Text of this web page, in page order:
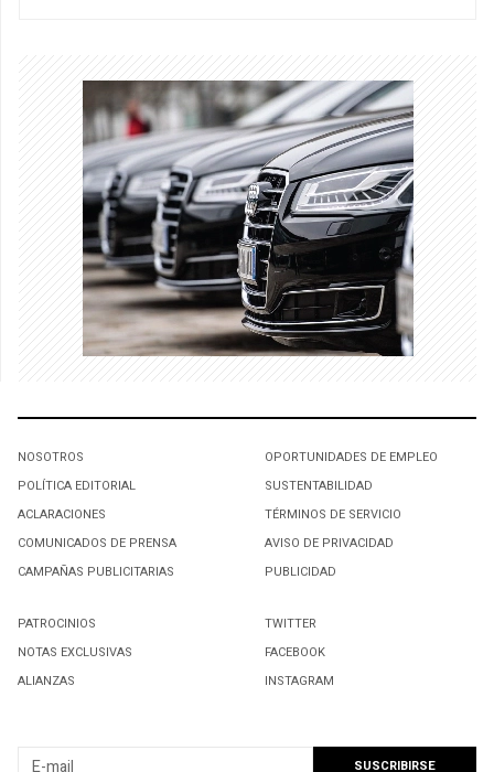
NOSOTROS
POLÍTICA EDITORIAL
ACLARACIONES
COMUNICADOS DE PRENSA
CAMPAÑAS PUBLICITARIAS
OPORTUNIDADES DE EMPLEO
SUSTENTABILIDAD
TÉRMINOS DE SERVICIO
AVISO DE PRIVACIDAD
PUBLICIDAD
PATROCINIOS
NOTAS EXCLUSIVAS
ALIANZAS
TWITTER
FACEBOOK
INSTAGRAM